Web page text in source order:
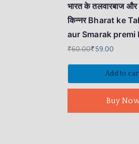
भारत के तलवारबाज और
किन्नर Bharat ke
aur Smarak premi
₹60.00₹59.00
Add to
Buy